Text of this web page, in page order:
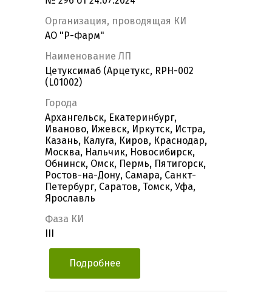
Организация, проводящая КИ
АО "Р-Фарм"
Наименование ЛП
Цетуксимаб (Арцетукс, RPH-002
(L01002)
Города
Архангельск, Екатеринбург,
Иваново, Ижевск, Иркутск, Истра,
Казань, Калуга, Киров, Краснодар,
Москва, Нальчик, Новосибирск,
Обнинск, Омск, Пермь, Пятигорск,
Ростов-на-Дону, Самара, Санкт-
Петербург, Саратов, Томск, Уфа,
Ярославль
Фаза КИ
Подробнее